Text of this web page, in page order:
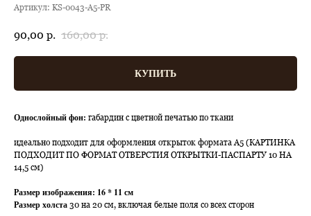
Артикул: KS-0043-A5-PR
90,00 р. 160,00 р.
КУПИТЬ
Однослойный фон: габардин с цветной печатью по ткани
идеально подходит для оформления открыток формата А5 (КАРТИНКА
ПОДХОДИТ ПО ФОРМАТ ОТВЕРСТИЯ ОТКРЫТКИ-ПАСПАРТУ 10 НА
14,5 см)
Размер изображения: 16 * 11 см
Размер холста 30 на 20 см, включая белые поля со всех сторон